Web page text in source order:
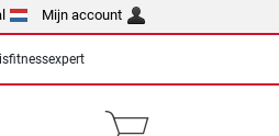
Mijn account